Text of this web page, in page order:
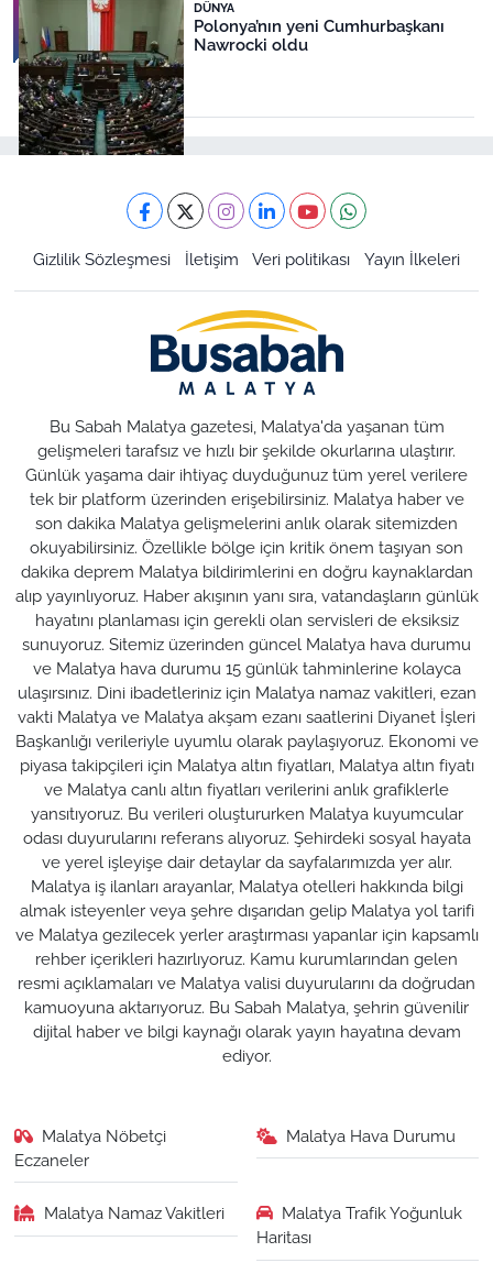
DÜNYA
Polonya’nın yeni Cumhurbaşkanı
Nawrocki oldu
Gizlilik Sözleşmesi İletişim Veri politikası Yayın İlkeleri
Bu Sabah Malatya gazetesi, Malatya'da yaşanan tüm
gelişmeleri tarafsız ve hızlı bir şekilde okurlarına ulaştırır.
Günlük yaşama dair ihtiyaç duyduğunuz tüm yerel verilere
tek bir platform üzerinden erişebilirsiniz. Malatya haber ve
son dakika Malatya gelişmelerini anlık olarak sitemizden
okuyabilirsiniz. Özellikle bölge için kritik önem taşıyan son
dakika deprem Malatya bildirimlerini en doğru kaynaklardan
alıp yayınlıyoruz. Haber akışının yanı sıra, vatandaşların günlük
hayatını planlaması için gerekli olan servisleri de eksiksiz
sunuyoruz. Sitemiz üzerinden güncel Malatya hava durumu
ve Malatya hava durumu 15 günlük tahminlerine kolayca
ulaşırsınız. Dini ibadetleriniz için Malatya namaz vakitleri, ezan
vakti Malatya ve Malatya akşam ezanı saatlerini Diyanet İşleri
Başkanlığı verileriyle uyumlu olarak paylaşıyoruz. Ekonomi ve
piyasa takipçileri için Malatya altın fiyatları, Malatya altın fiyatı
ve Malatya canlı altın fiyatları verilerini anlık grafiklerle
yansıtıyoruz. Bu verileri oluştururken Malatya kuyumcular
odası duyurularını referans alıyoruz. Şehirdeki sosyal hayata
ve yerel işleyişe dair detaylar da sayfalarımızda yer alır.
Malatya iş ilanları arayanlar, Malatya otelleri hakkında bilgi
almak isteyenler veya şehre dışarıdan gelip Malatya yol tarifi
ve Malatya gezilecek yerler araştırması yapanlar için kapsamlı
rehber içerikleri hazırlıyoruz. Kamu kurumlarından gelen
resmi açıklamaları ve Malatya valisi duyurularını da doğrudan
kamuoyuna aktarıyoruz. Bu Sabah Malatya, şehrin güvenilir
dijital haber ve bilgi kaynağı olarak yayın hayatına devam
ediyor.
Malatya Nöbetçi
Eczaneler
Malatya Hava Durumu
Malatya Namaz Vakitleri
Malatya Trafik Yoğunluk
Haritası